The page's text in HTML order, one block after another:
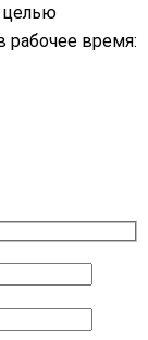
целью
рабочее время: